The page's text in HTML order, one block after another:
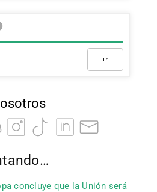
Ir
concluye que la Unión será